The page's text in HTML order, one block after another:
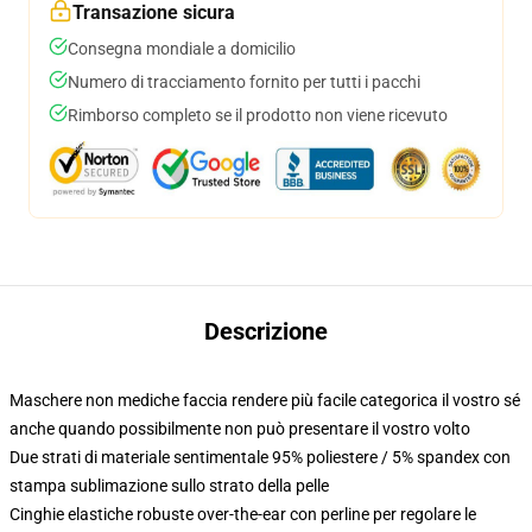
Transazione sicura
Consegna mondiale a domicilio
Numero di tracciamento fornito per tutti i pacchi
Rimborso completo se il prodotto non viene ricevuto
Descrizione
Maschere non mediche faccia rendere più facile categorica il vostro sé
anche quando possibilmente non può presentare il vostro volto
Due strati di materiale sentimentale 95% poliestere / 5% spandex con
stampa sublimazione sullo strato della pelle
Cinghie elastiche robuste over-the-ear con perline per regolare le